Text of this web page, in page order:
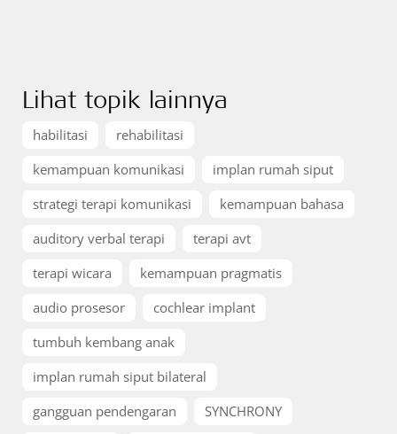
Lihat topik lainnya
habilitasi
rehabilitasi
kemampuan komunikasi
implan rumah siput
strategi terapi komunikasi
kemampuan bahasa
auditory verbal terapi
terapi avt
terapi wicara
kemampuan pragmatis
audio prosesor
cochlear implant
tumbuh kembang anak
implan rumah siput bilateral
gangguan pendengaran
SYNCHRONY